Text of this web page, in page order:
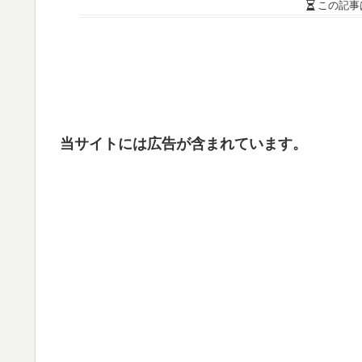
この記事
当サイトには広告が含まれています。